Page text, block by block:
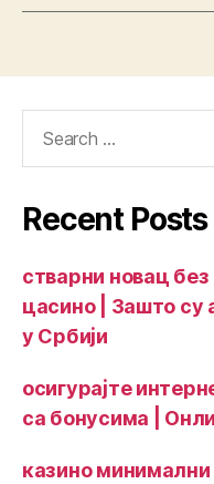
Recent Posts
стварни новац
цасино | Зашто су
у Србији
осигурајте
са бонусима |
казино минимални